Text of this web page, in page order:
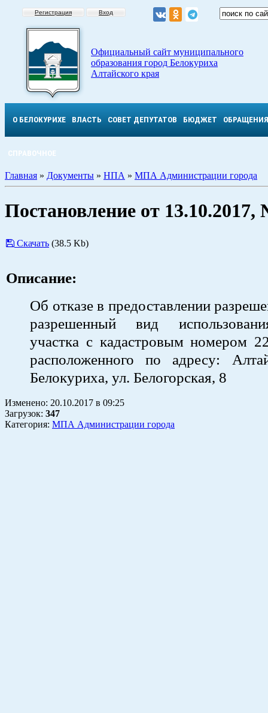
Регистрация Вход
Официальный сайт муниципального
образования город Белокуриха
Алтайского края
О БЕЛОКУРИХЕ ВЛАСТЬ СОВЕТ ДЕПУТАТОВ БЮДЖЕТ ОБРАЩЕНИЯ
СПРАВОЧНОЕ
Главная » Документы » НПА » МПА Администрации города
Постановление от 13.10.2017,
Скачать (38.5 Kb)
Описание:
Об отказе в предоставлении
разрешенный вид
участка с кадастровым номером
расположенного по адресу:
Белокуриха, ул. Белогорская, 8
Изменено: 20.10.2017 в 09:25
Загрузок: 347
Категория: МПА Администрации города